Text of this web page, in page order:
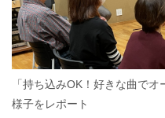
「持ち込みOK！好きな曲で
様子をレポート